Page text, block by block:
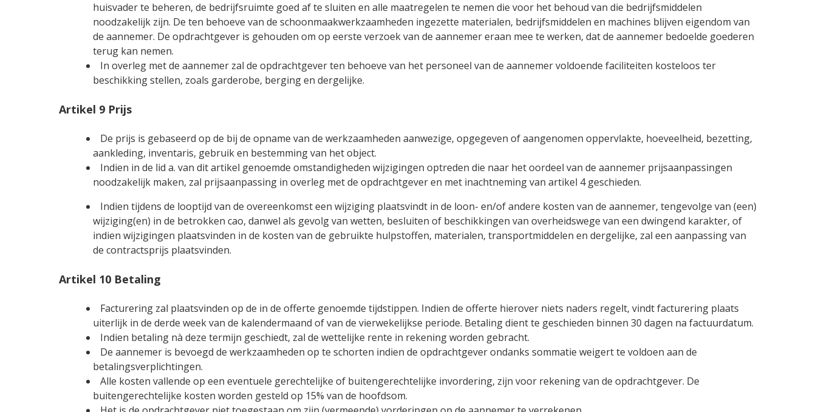
huisvader te beheren, de bedrijfsruimte goed af te sluiten en alle maatregelen te nemen die voor het behoud van die bedrijfsmiddelen
noodzakelijk zijn. De ten behoeve van de schoonmaakwerkzaamheden ingezette materialen, bedrijfsmiddelen en machines blijven eigendom van
de aannemer. De opdrachtgever is gehouden om op eerste verzoek van de aannemer eraan mee te werken, dat de aannemer bedoelde goederen
terug kan nemen.
In overleg met de aannemer zal de opdrachtgever ten behoeve van het personeel van de aannemer voldoende faciliteiten kosteloos ter
beschikking stellen, zoals garderobe, berging en dergelijke.
Artikel 9 Prijs
De prijs is gebaseerd op de bij de opname van de werkzaamheden aanwezige, opgegeven of aangenomen oppervlakte, hoeveelheid, bezetting,
aankleding, inventaris, gebruik en bestemming van het object.
Indien in de lid a. van dit artikel genoemde omstandigheden wijzigingen optreden die naar het oordeel van de aannemer prijsaanpassingen
noodzakelijk maken, zal prijsaanpassing in overleg met de opdrachtgever en met inachtneming van artikel 4 geschieden.
Indien tijdens de looptijd van de overeenkomst een wijziging plaatsvindt in de loon- en/of andere kosten van de aannemer, tengevolge van (een)
wijziging(en) in de betrokken cao, danwel als gevolg van wetten, besluiten of beschikkingen van overheidswege van een dwingend karakter, of
indien wijzigingen plaatsvinden in de kosten van de gebruikte hulpstoffen, materialen, transportmiddelen en dergelijke, zal een aanpassing van
de contractsprijs plaatsvinden.
Artikel 10 Betaling
Facturering zal plaatsvinden op de in de offerte genoemde tijdstippen. Indien de offerte hierover niets naders regelt, vindt facturering plaats
uiterlijk in de derde week van de kalendermaand of van de vierwekelijkse periode. Betaling dient te geschieden binnen 30 dagen na factuurdatum.
Indien betaling nà deze termijn geschiedt, zal de wettelijke rente in rekening worden gebracht.
De aannemer is bevoegd de werkzaamheden op te schorten indien de opdrachtgever ondanks sommatie weigert te voldoen aan de
betalingsverplichtingen.
Alle kosten vallende op een eventuele gerechtelijke of buitengerechtelijke invordering, zijn voor rekening van de opdrachtgever. De
buitengerechtelijke kosten worden gesteld op 15% van de hoofdsom.